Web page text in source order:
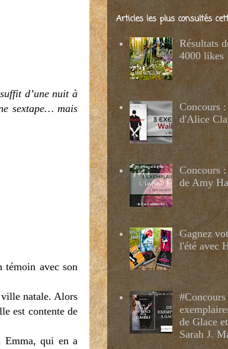
d’une nuit à
sextape… mais
témoin avec son
ville natale. Alors
est contente de
Emma, qui en a
Articles les plus consultés
Résultats
4000 likes
Concours
d'Alice
Concours
de Amy
Gagnez
l'été avec
de Glace
Sarah J.